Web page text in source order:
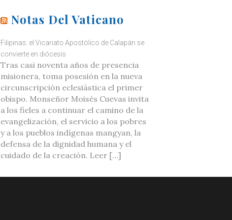
Notas Del Vaticano
Filipinas: el Vicariato Apostólico de Calapán se
convierte en diócesis
Tras casi noventa años de presencia
misionera, toma posesión en la nueva
circunscripción eclesiástica el primer
obispo. Monseñor Moisés Cuevas invita
a los fieles a continuar el camino de la
evangelización, el servicio a los pobres
y a los pueblos indígenas mangyan, la
defensa de la dignidad humana y el
cuidado de la creación. Leer […]